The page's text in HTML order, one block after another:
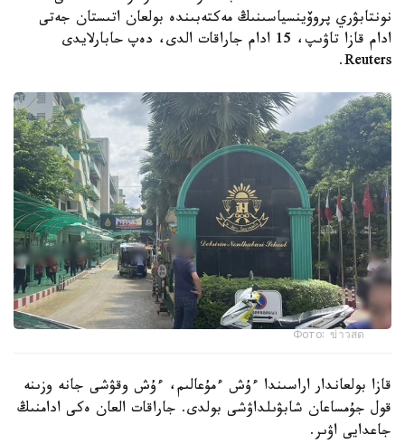
نونتابۋري پروۆينسياسىنىڭ مەكتەبىندە بولعان اتىستان جەتى
ادام قازا تاۋىپ، 15 ادام جاراقات الدى، دەپ حابارلايدى
Reuters.
Фото: ข่าวสด
قازا بولعاندار اراسىندا ءۇش ءمۇعالىم، ءۇش وقۋشى جانە وزىنە
قول جۇمساعان شابۋىلداۋشى بولدى. جاراقات العان ەكى ادامنىڭ
جاعدايى اۋىر.